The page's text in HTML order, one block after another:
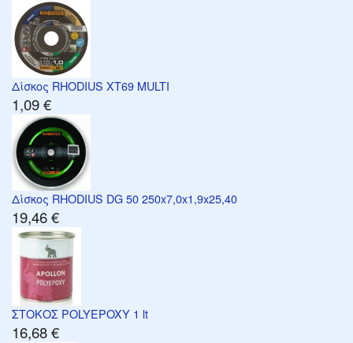
Δίσκος RHODIUS XT69 MULTI
1,09 €
Δίσκος RHODIUS DG 50 250x7,0x1,9x25,40
19,46 €
ΣΤΟΚΟΣ POLYEPOXY 1 lt
16,68 €